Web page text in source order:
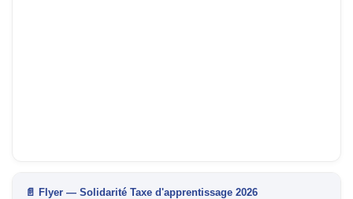
📄 Flyer — Solidarité Taxe d'apprentissage 2026